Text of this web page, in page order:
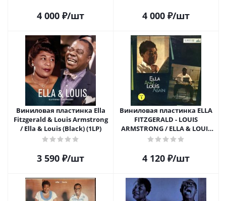
4 000 ₽/шт 4 000 ₽/шт
Виниловая пластинка Ella
Fitzgerald & Louis Armstrong
/ Ella & Louis (Black) (1LP)
3 590 ₽/шт
Виниловая пластинка ELLA
FITZGERALD - LOUIS
ARMSTRONG / ELLA & LOUIS
AGAIN (1LP)
4 120 ₽/шт